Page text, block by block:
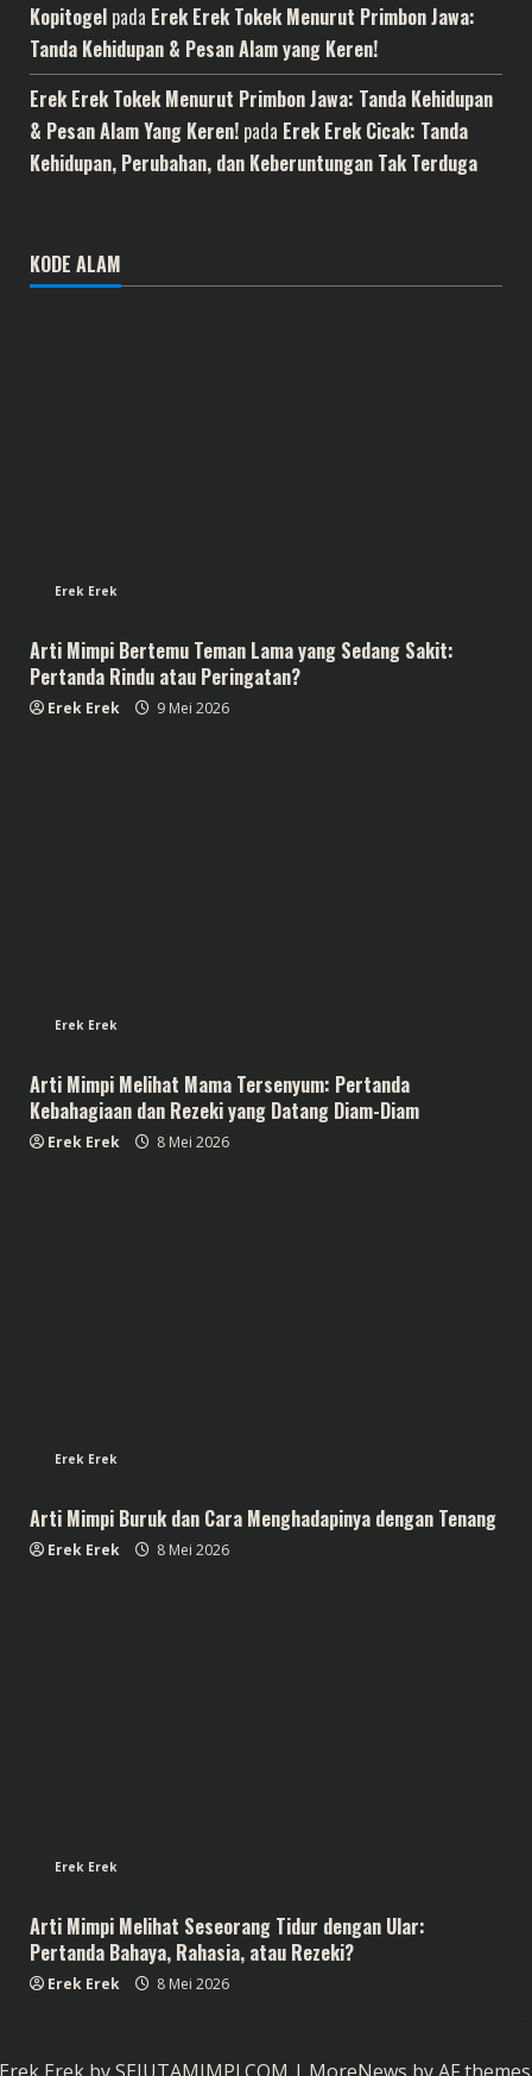
Kopitogel pada Erek Erek Tokek Menurut Primbon Jawa:
Tanda Kehidupan & Pesan Alam yang Keren!
Erek Erek Tokek Menurut Primbon Jawa: Tanda Kehidupan
& Pesan Alam Yang Keren! pada Erek Erek Cicak: Tanda
Kehidupan, Perubahan, dan Keberuntungan Tak Terduga
KODE ALAM
Erek Erek
Arti Mimpi Bertemu Teman Lama yang Sedang Sakit:
Pertanda Rindu atau Peringatan?
Erek Erek 9 Mei 2026
Erek Erek
Arti Mimpi Melihat Mama Tersenyum: Pertanda
Kebahagiaan dan Rezeki yang Datang Diam-Diam
Erek Erek 8 Mei 2026
Erek Erek
Arti Mimpi Buruk dan Cara Menghadapinya dengan Tenang
Erek Erek 8 Mei 2026
Erek Erek
Arti Mimpi Melihat Seseorang Tidur dengan Ular:
Pertanda Bahaya, Rahasia, atau Rezeki?
Erek Erek 8 Mei 2026